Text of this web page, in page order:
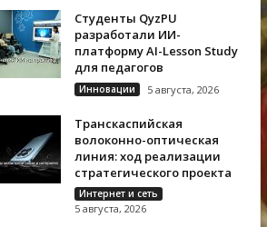
Студенты QyzPU
разработали ИИ-
платформу AI-Lesson Study
для педагогов
Инновации 5 августа, 2026
Транскаспийская
волоконно-оптическая
линия: ход реализации
стратегического проекта
Интернет и сеть
5 августа, 2026